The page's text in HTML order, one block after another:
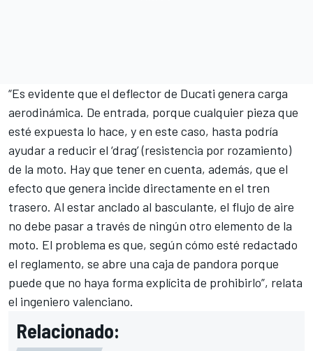
“Es evidente que el deflector de Ducati genera carga
aerodinámica. De entrada, porque cualquier pieza que
esté expuesta lo hace, y en este caso, hasta podría
ayudar a reducir el ‘drag’ (resistencia por rozamiento)
de la moto. Hay que tener en cuenta, además, que el
efecto que genera incide directamente en el tren
trasero. Al estar anclado al basculante, el flujo de aire
no debe pasar a través de ningún otro elemento de la
moto. El problema es que, según cómo esté redactado
el reglamento, se abre una caja de pandora porque
puede que no haya forma explícita de prohibirlo”, relata
el ingeniero valenciano.
Relacionado: